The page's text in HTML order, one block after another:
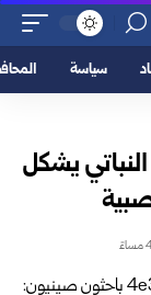
سياسة
يشكل